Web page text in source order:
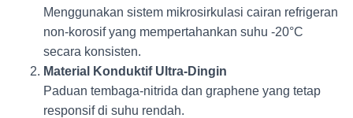
Menggunakan sistem mikrosirkulasi cairan refrigeran
non-korosif yang mempertahankan suhu -20°C
secara konsisten.
Material Konduktif Ultra-Dingin
Paduan tembaga-nitrida dan graphene yang tetap
responsif di suhu rendah.